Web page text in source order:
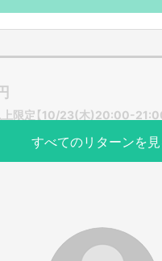
限定【10/23(木)20:00-
すべてのリターンを